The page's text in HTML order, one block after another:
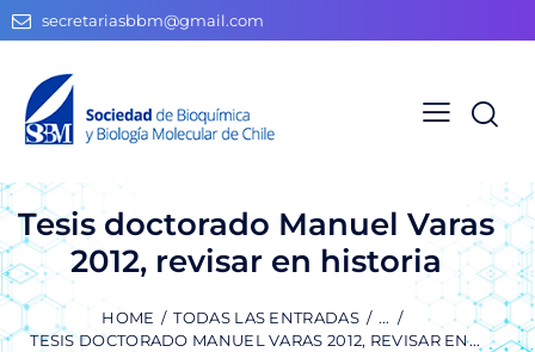
secretariasbbm@gmail.com
Tesis doctorado Manuel Varas
2012, revisar en historia
HOME TODAS LAS ENTRADAS
...
TESIS DOCTORADO MANUEL VARAS 2012, REVISAR EN...